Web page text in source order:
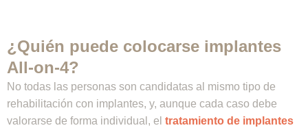
¿Quién puede colocarse implantes
All-on-4?
No todas las personas son candidatas al mismo tipo de
rehabilitación con implantes, y, aunque cada caso debe
valorarse de forma individual, el tratamiento de implantes